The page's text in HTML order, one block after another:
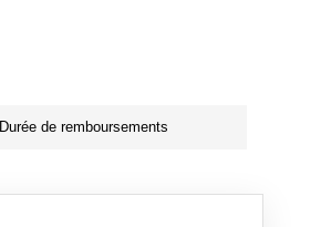
Durée de remboursements